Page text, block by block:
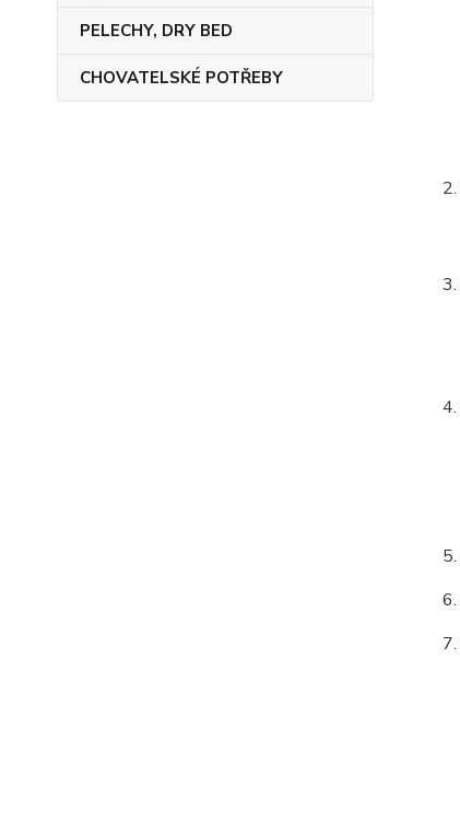
PELECHY, DRY BED
CHOVATELSKÉ POTŘEBY